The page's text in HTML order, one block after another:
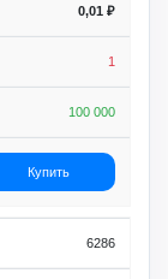
0,01 ₽
1
100 000
Купить
6286